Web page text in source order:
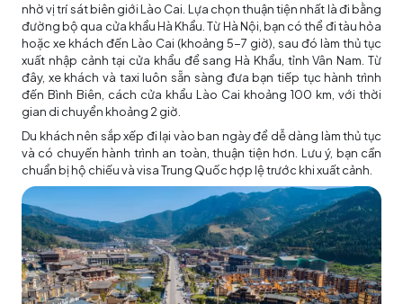
nhờ vị trí sát biên giới Lào Cai. Lựa chọn thuận tiện nhất là đi bằng
đường bộ qua cửa khẩu Hà Khẩu. Từ Hà Nội, bạn có thể đi tàu hỏa
hoặc xe khách đến Lào Cai (khoảng 5-7 giờ), sau đó làm thủ tục
xuất nhập cảnh tại cửa khẩu để sang Hà Khẩu, tỉnh Vân Nam. Từ
đây, xe khách và taxi luôn sẵn sàng đưa bạn tiếp tục hành trình
đến Bình Biên, cách cửa khẩu Lào Cai khoảng 100 km, với thời
gian di chuyển khoảng 2 giờ.
Du khách nên sắp xếp đi lại vào ban ngày để dễ dàng làm thủ tục
và có chuyến hành trình an toàn, thuận tiện hơn. Lưu ý, bạn cần
chuẩn bị hộ chiếu và visa Trung Quốc hợp lệ trước khi xuất cảnh.